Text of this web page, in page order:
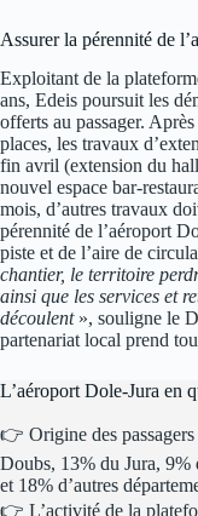
Assurer la pérennité de
Exploitant de la
ans, Edeis poursuit les
offerts au passager.
places, les travaux
fin avril (extension du
nouvel espace bar-
mois, d’autres travaux
pérennité de l’aéroport
piste et de l’aire de
chantier, le territoire
ainsi que les services et
découlent», souligne le
partenariat local prend
L’aéroport Dole-Jura en
👉 Origine des
Doubs, 13% du Jura, 9%
et 18% d’autres
👉 L’activité de la